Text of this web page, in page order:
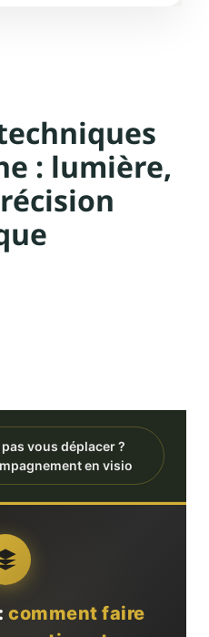
: lumière,
vous déplacer ?
en visio
comment faire